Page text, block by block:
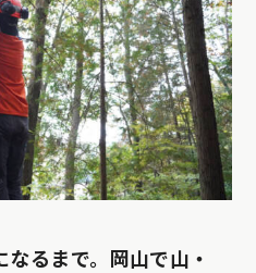
るまで。岡山で山・